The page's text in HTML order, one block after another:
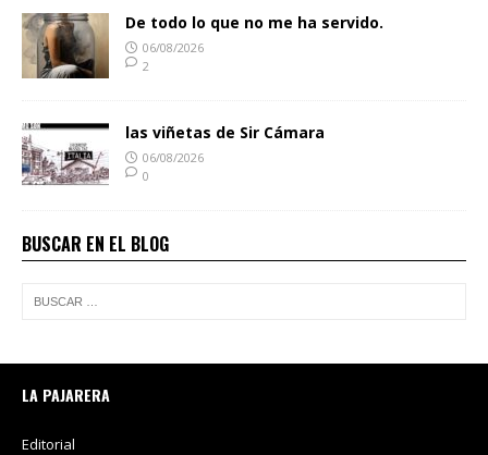
De todo lo que no me ha servido.
06/08/2026
2
las viñetas de Sir Cámara
06/08/2026
0
BUSCAR EN EL BLOG
LA PAJARERA
Editorial